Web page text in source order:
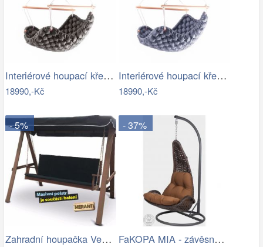
Interiérové houpací křeslo Swingy In…
18990,-Kč
Interiérové houpací křeslo Swingy In…
18990,-Kč
- 5%
Zahradní houpačka VeGA BAHARA Mdum
- 37%
FaKOPA MIA - závěsné křeslo z ratanu…